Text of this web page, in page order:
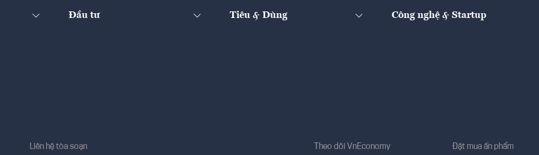
Đầu tư Tiêu & Dùng Công nghệ & Startup
Liên hệ tòa soạn Theo dõi VnEconomy Đặt mua ấn phẩm